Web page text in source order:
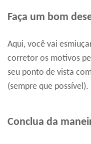
Faça um bom
Aqui, você vai
corretor os motivos
seu ponto de vista
(sempre que
Conclua da